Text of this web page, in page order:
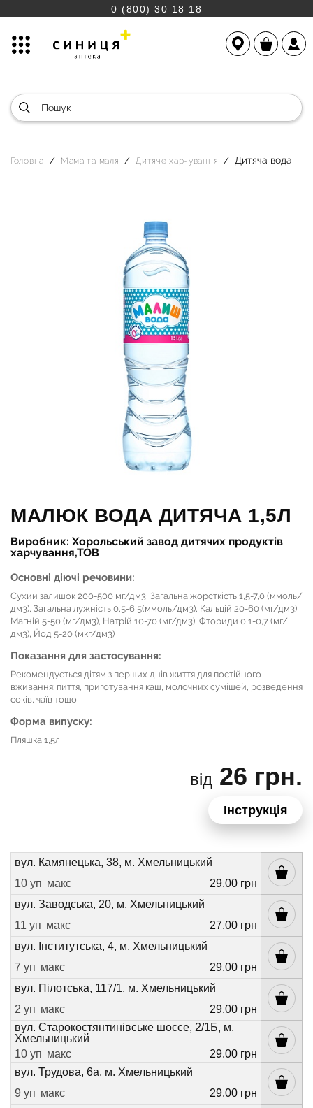
0 (800) 30 18 18
Головна Мама та маля Дитяче харчування Дитяча вода
МАЛЮК ВОДА ДИТЯЧА 1,5Л
Виробник: Хорольський завод дитячих продуктів
харчування,ТОВ
Основні діючі речовини:
Сухий залишок 200-500 мг/дм3, Загальна жорсткість 1,5-7,0 (ммоль/
дм3), Загальна лужність 0,5-6,5(ммоль/дм3), Кальцій 20-60 (мг/дм3),
Магній 5-50 (мг/дм3), Натрій 10-70 (мг/дм3), Фториди 0,1-0,7 (мг/
дм3), Йод 5-20 (мкг/дм3)
Показання для застосування:
Рекомендується дітям з перших днів життя для постійного
вживання: пиття, приготування каш, молочних сумішей, розведення
соків, чаїв тощо
Форма випуску:
Пляшка 1,5л
від 26 грн.
Інструкція
вул. Камянецька, 38, м. Хмельницький
10 уп макс
29.00 грн
вул. Заводська, 20, м. Хмельницький
11 уп макс
27.00 грн
вул. Інститутська, 4, м. Хмельницький
7 уп макс
29.00 грн
вул. Пілотська, 117/1, м. Хмельницький
2 уп макс
29.00 грн
вул. Старокостянтинівське шоссе, 2/1Б, м.
Хмельницький
10 уп макс
29.00 грн
вул. Трудова, 6а, м. Хмельницький
9 уп макс
29.00 грн